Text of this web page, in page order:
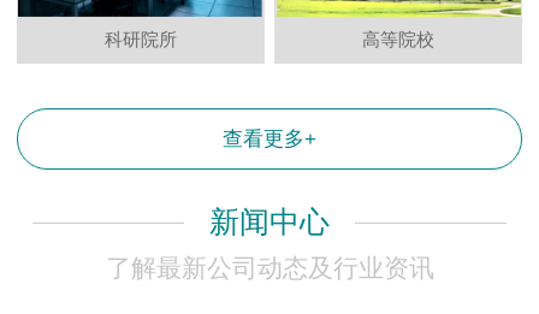
科研院所 高等院校
查看更多+
新闻中心
了解最新公司动态及行业资讯